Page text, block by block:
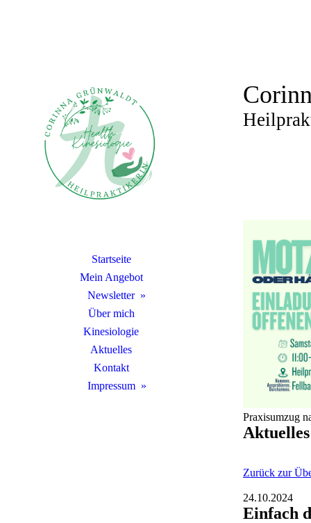
Startseite
Mein Angebot
Newsletter
Über mich
Kinesiologie
Aktuelles
Kontakt
Impressum
Praxisumzug
Aktuelles
Zurück zur
24.10.2024
Einfach